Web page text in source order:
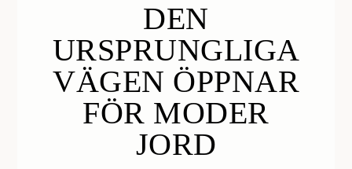
DEN
URSPRUNGLIGA
VÄGEN ÖPPNAR
FÖR MODER
JORD